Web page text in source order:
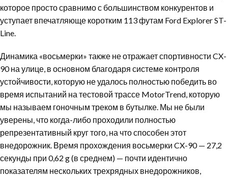
которое просто сравнимо с большинством конкурентов и
уступает впечатляюще коротким 113 футам Ford Explorer ST-
Line.
Динамика «восьмерки» также не отражает спортивности CX-
90 на улице, в основном благодаря системе контроля
устойчивости, которую не удалось полностью победить во
время испытаний на тестовой трассе MotorTrend, которую
мы называем гоночным треком в бутылке. Мы не были
уверены, что когда-либо проходили полностью
репрезентативный круг того, на что способен этот
внедорожник. Время прохождения восьмерки CX-90 — 27,2
секунды при 0,62 g (в среднем) — почти идентично
показателям нескольких трехрядных внедорожников,